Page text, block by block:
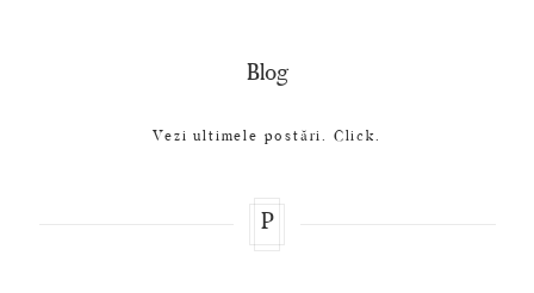
Blog
Vezi ultimele postări. Click.
P